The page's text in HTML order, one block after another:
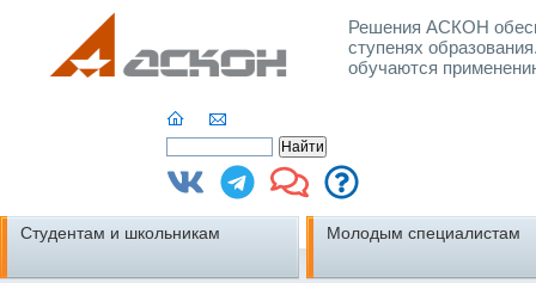
Решения АСКОН
ступенях
обучаются
Студентам и школьникам Молодым специалистам